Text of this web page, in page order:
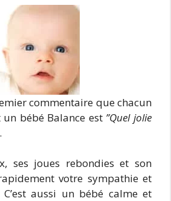
commentaire que chacun
bébé Balance est ’’Quel jolie
.
ses joues rebondies et son
votre sympathie et
aussi un bébé calme et